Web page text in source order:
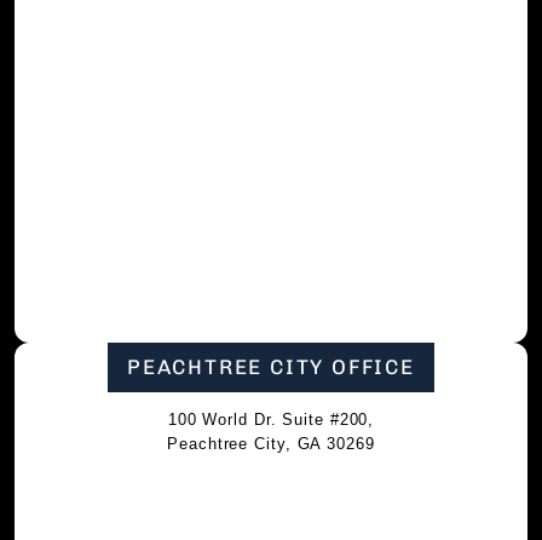
PEACHTREE CITY OFFICE
100 World Dr. Suite #200,
Peachtree City, GA 30269